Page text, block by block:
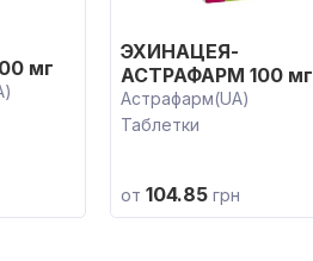
мг
ЭХИНАЦЕЯ-
АСТРАФАРМ 100 мг
Астрафарм(UA)
Таблетки
от 104.85 грн